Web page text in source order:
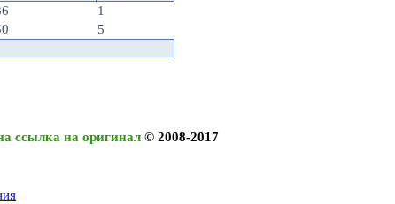
1
5
ссылка на оригинал © 2008-2017